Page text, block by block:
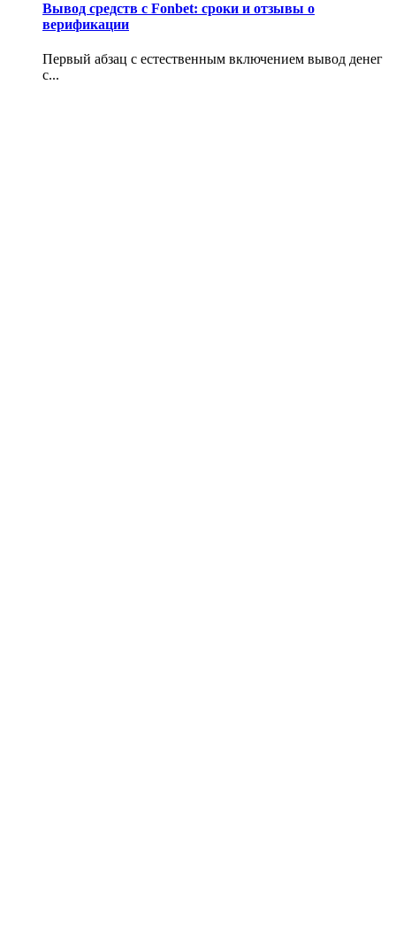
Вывод средств с Fonbet: сроки и отзывы о
верификации
Первый абзац с естественным включением вывод денег
с...